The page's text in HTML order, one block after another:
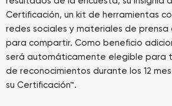
Certificación, un kit de herramientas
redes sociales y materiales de
para compartir. Como beneficio
será automáticamente elegible para
de reconocimientos durante los 12
su Certificación™.